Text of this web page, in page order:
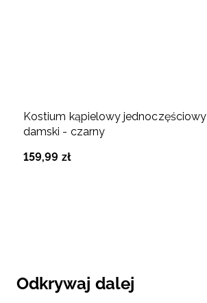
Kostium kąpielowy jednoczęściowy
damski - czarny
159,99 zł
Odkrywaj dalej